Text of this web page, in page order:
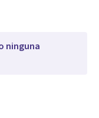
ninguna